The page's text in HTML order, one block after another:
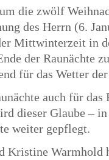
die zwölf
des Herrn (6.
Mittwinterzeit in
der Raunächte
für das Wetter
auch für
dieser Glaube –
weiter gepflegt.
Kristine Warmhold